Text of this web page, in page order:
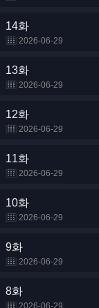
14화
2026-06-29
13화
2026-06-29
12화
2026-06-29
11화
2026-06-29
10화
2026-06-29
9화
2026-06-29
8화
2026-06-29